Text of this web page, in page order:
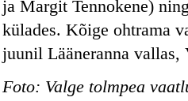
ja Margit Tennokene)
külades. Kõige ohtrama
juunil Lääneranna
Foto: Valge tolmpea